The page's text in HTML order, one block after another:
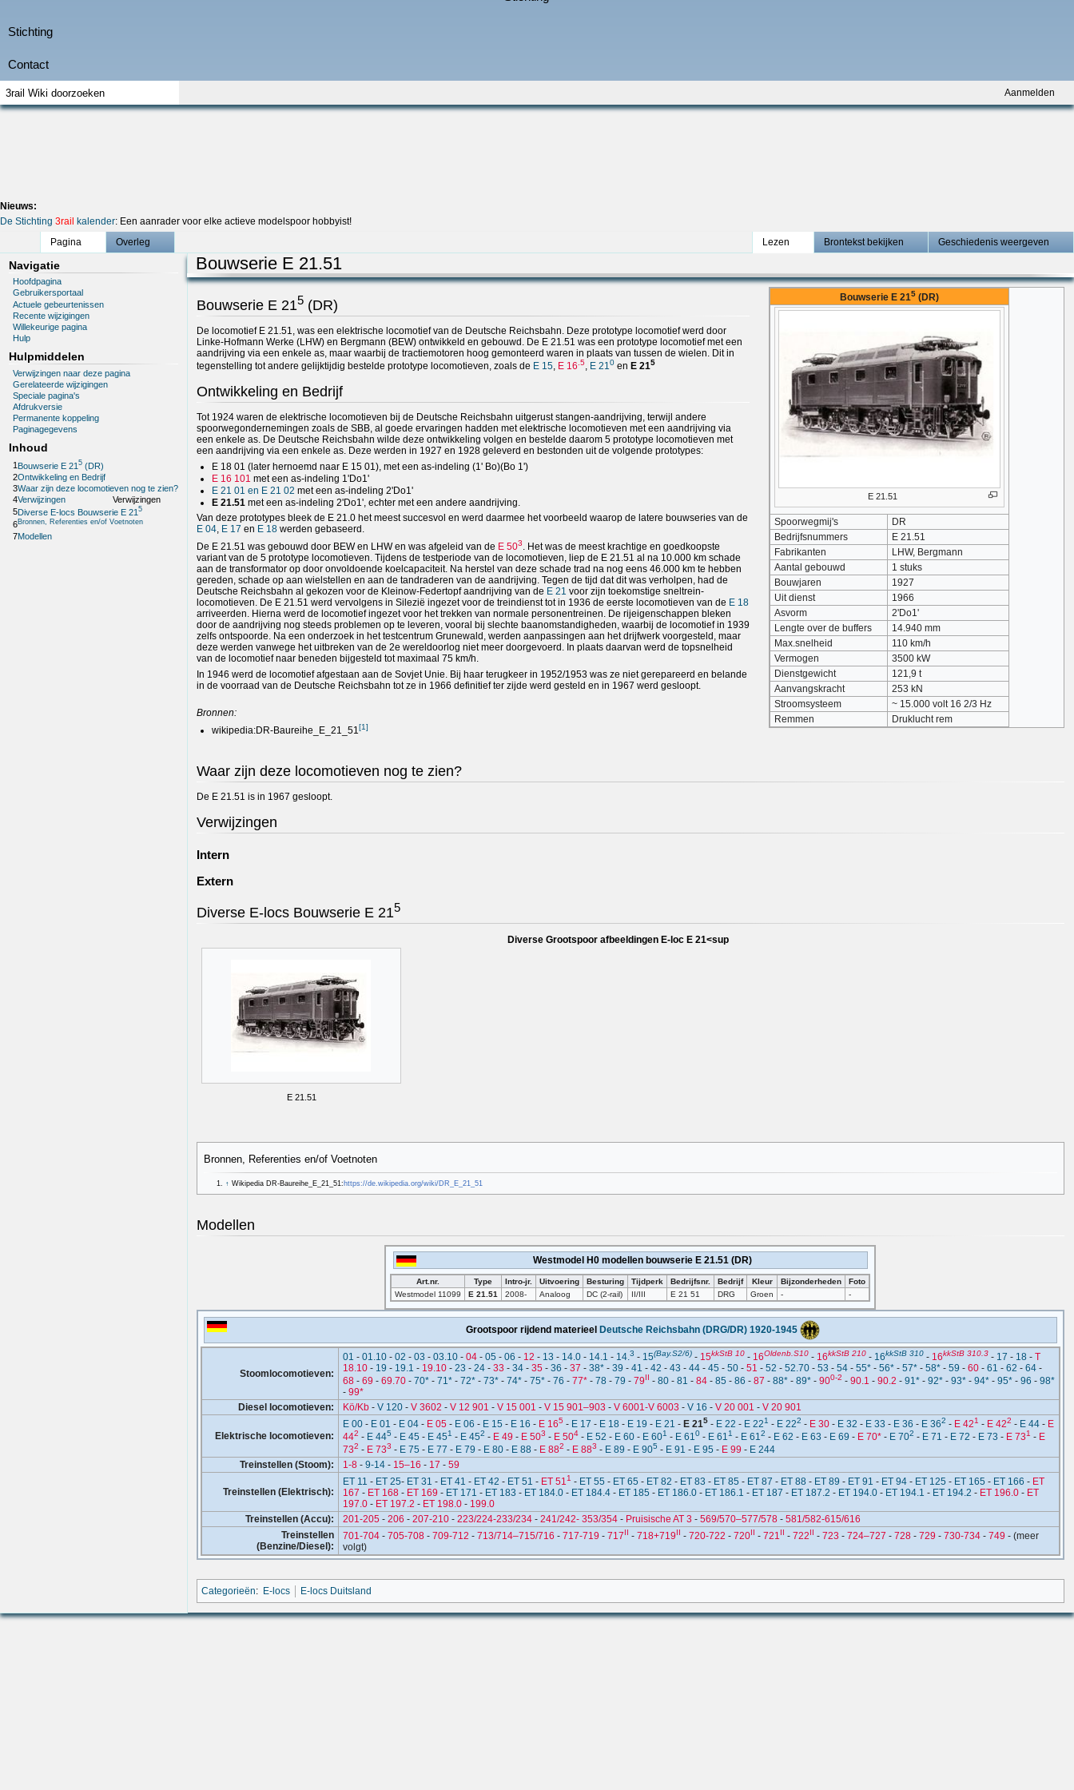
Aanmelden
Nieuws:
De Stichting 3rail kalender: Een aanrader voor elke actieve modelspoor hobbyist!
Pagina
Overleg Lezen Brontekst bekijken Geschiedenis weergeven
Navigatie
Hoofdpagina
Gebruikersportaal
Actuele gebeurtenissen
Recente wijzigingen
Willekeurige pagina
Hulp
Hulpmiddelen
Verwijzingen naar deze pagina
Gerelateerde wijzigingen
Speciale pagina's
Afdrukversie
Permanente koppeling
Paginagegevens
Inhoud
1 Bouwserie E 215 (DR)
2Ontwikkeling en Bedrijf
3Waar zijn deze locomotieven nog te zien?
4Verwijzingen
Verwijzingen
5Diverse E-locs Bouwserie E 215
6Bronnen, Referenties en/of Voetnoten
7Modellen
Bouwserie E 21.51
Bouwserie E 215 (DR)
E 21.51
Spoorwegmij's
DR
Bedrijfsnummers
E 21.51
Fabrikanten
LHW, Bergmann
Aantal gebouwd
1 stuks
Bouwjaren
1927
Uit dienst
1966
Asvorm
2'Do1'
Lengte over de buffers
14.940 mm
Max.snelheid
110 km/h
Vermogen
3500 kW
Dienstgewicht
121,9 t
Aanvangskracht
253 kN
Stroomsysteem
~ 15.000 volt 16 2/3 Hz
Remmen
Druklucht rem
Bouwserie E 215(DR)
De locomotief E 21.51, was een elektrische locomotief van de Deutsche Reichsbahn. Deze prototype locomotief werd door
Linke-Hofmann Werke (LHW) en Bergmann (BEW) ontwikkeld en gebouwd. De E 21.51 was een prototype locomotief met een
aandrijving via een enkele as, maar waarbij de tractiemotoren hoog gemonteerd waren in plaats van tussen de wielen. Dit in
tegenstelling tot andere gelijktijdig bestelde prototype locomotieven, zoals de E 15, E 16 .5, E 210en E 215
Ontwikkeling en Bedrijf
Tot 1924 waren de elektrische locomotieven bij de Deutsche Reichsbahn uitgerust stangen-aandrijving, terwijl andere
spoorwegondernemingen zoals de SBB, al goede ervaringen hadden met elektrische locomotieven met een aandrijving via
een enkele as. De Deutsche Reichsbahn wilde deze ontwikkeling volgen en bestelde daarom 5 prototype locomotieven met
een aandrijving via een enkele as. Deze werden in 1927 en 1928 geleverd en bestonden uit de volgende prototypes:
E 18 01 (later hernoemd naar E 15 01), met een as-indeling (1' Bo)(Bo 1')
E 16 101 met een as-indeling 1'Do1'
E 21 01 en E 21 02 met een as-indeling 2'Do1'
E 21.51 met een as-indeling 2'Do1', echter met een andere aandrijving.
Van deze prototypes bleek de E 21.0 het meest succesvol en werd daarmee het voorbeeld waarop de latere bouwseries van de
E 04, E 17 en E 18werden gebaseerd.
De E 21.51 was gebouwd door BEW en LHW en was afgeleid van de E 503. Het was de meest krachtige en goedkoopste
variant van de 5 prototype locomotieven. Tijdens de testperiode van de locomotieven, liep de E 21.51 al na 10.000 km schade
aan de transformator op door onvoldoende koelcapaciteit. Na herstel van deze schade trad na nog eens 46.000 km te hebben
gereden, schade op aan wielstellen en aan de tandraderen van de aandrijving. Tegen de tijd dat dit was verholpen, had de
Deutsche Reichsbahn al gekozen voor de Kleinow-Federtopf aandrijving van de E 21 voor zijn toekomstige sneltrein-
locomotieven. De E 21.51 werd vervolgens in Silezië ingezet voor de treindienst tot in 1936 de eerste locomotieven van de E 18
arriveerden. Hierna werd de locomotief ingezet voor het trekken van normale personentreinen. De rijeigenschappen bleken
door de aandrijving nog steeds problemen op te leveren, vooral bij slechte baanomstandigheden, waarbij de locomotief in 1939
zelfs ontspoorde. Na een onderzoek in het testcentrum Grunewald, werden aanpassingen aan het drijfwerk voorgesteld, maar
deze werden vanwege het uitbreken van de 2e wereldoorlog niet meer doorgevoerd. In plaats daarvan werd de topsnelheid
van de locomotief naar beneden bijgesteld tot maximaal 75 km/h.
In 1946 werd de locomotief afgestaan aan de Sovjet Unie. Bij haar terugkeer in 1952/1953 was ze niet gerepareerd en belande
in de voorraad van de Deutsche Reichsbahn tot ze in 1966 definitief ter zijde werd gesteld en in 1967 werd gesloopt.
Bronnen:
wikipedia:DR-Baureihe_E_21_51[1]
Waar zijn deze locomotieven nog te zien?
De E 21.51 is in 1967 gesloopt.
Verwijzingen
Intern
Extern
Diverse E-locs Bouwserie E 215
Diverse Grootspoor afbeeldingen E-loc E 21<sup
E 21.51
Bronnen, Referenties en/of Voetnoten
↑ Wikipedia DR-Baureihe_E_21_51: https://de.wikipedia.org/wiki/DR_E_21_51
Modellen
Westmodel H0 modellen bouwserie E 21.51 (DR)
Art.nr. Type Intro-jr. Uitvoering Besturing Tijdperk Bedrijfsnr. Bedrijf Kleur Bijzonderheden
Foto
Westmodel 11099
E 21.51 2008- Analoog DC (2-rail) II/III E 21 51 DRG Groen - -
Grootspoor rijdend materieel Deutsche Reichsbahn (DRG/DR) 1920-1945
Stoomlocomotieven:
01 - 01.10- 02 - 03 - 03.10- 04- 05 - 06 - 12 - 13 - 14.0- 14.1 - 14.3 - 15(Bay.S2/6)- 15kkStB 10- 16Oldenb.S10- 16kkStB 210- 16kkStB 310- 16kkStB 310.3 - 17 - 18- T
18.10- 19 - 19.1 - 19.10- 23 - 24- 33 - 34- 35- 36 - 37 - 38*- 39 - 41 - 42 - 43 - 44- 45 - 50- 51 - 52 - 52.70- 53 - 54- 55*- 56*- 57*- 58*- 59 - 60- 61 - 62 - 64-
68- 69 - 69.70- 70*- 71*- 72*- 73*- 74*- 75*- 76 - 77*- 78- 79 - 79II - 80- 81 - 84- 85 - 86 - 87 - 88*- 89*- 900-2 - 90.1 - 90.2 - 91*- 92*- 93*- 94*- 95*- 96 - 98*
- 99*
Diesel locomotieven:
Kö/Kb- V 120- V 3602 - V 12 901 - V 15 001 - V 15 901–903 - V 6001-V 6003 - V 16 - V 20 001 - V 20 901
Elektrische locomotieven:
E 00- E 01 - E 04- E 05- E 06 - E 15 - E 16 - E 165 - E 17 - E 18- E 19 - E 21 - E 215- E 22 - E 221 - E 222 - E 30- E 32 - E 33 - E 36 - E 362 - E 421 - E 422 - E 44- E
442 - E 445 - E 45 - E 451 - E 452 - E 49 - E 503 - E 504- E 52 - E 60- E 601 - E 610- E 611 - E 612 - E 62 - E 63 - E 69 - E 70*- E 702 - E 71 - E 72 - E 73 - E 731 - E
732 - E 733 - E 75 - E 77 - E 79 - E 80- E 88- E 882 - E 883 - E 89 - E 905 - E 91 - E 95 - E 99 - E 244
Treinstellen (Stoom):
1-8- 9-14- 15–16 - 17 - 59
Treinstellen (Elektrisch):
ET 11 - ET 25- ET 31 - ET 41 - ET 42 - ET 51 - ET 511 - ET 55 - ET 65 - ET 82 - ET 83 - ET 85 - ET 87 - ET 88- ET 89 - ET 91 - ET 94- ET 125 - ET 165 - ET 166 - ET
167 - ET 168- ET 169 - ET 171 - ET 183 - ET 184.0- ET 184.4- ET 185 - ET 186.0- ET 186.1 - ET 187 - ET 187.2 - ET 194.0- ET 194.1 - ET 194.2 - ET 196.0- ET
197.0- ET 197.2 - ET 198.0- 199.0
Treinstellen (Accu):
201-205- 206 - 207-210- 223/224-233/234- 241/242- 353/354- Pruisische AT 3 - 569/570–577/578- 581/582-615/616
Treinstellen
(Benzine/Diesel):
701-704- 705-708- 709-712 - 713/714–715/716 - 717-719 - 717II - 718+719II - 720-722 - 720II - 721II - 722II - 723 - 724–727 - 728- 729 - 730-734- 749 - (meer
volgt)
Categorieën: E-locs E-locs Duitsland